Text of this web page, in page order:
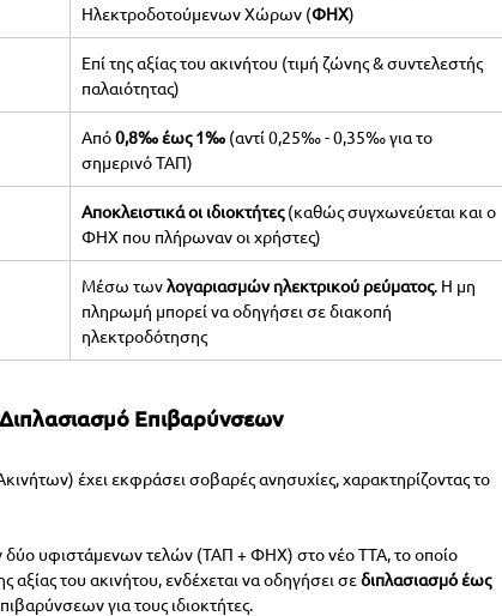
Ηλεκτροδοτούμενων Χώρων (ΦΗΧ)
Επί της αξίας του ακινήτου (τιμή ζώνης & συντελεστής
παλαιότητας)
Από 0,8‰ έως 1‰ (αντί 0,25‰ - 0,35‰ για το
σημερινό ΤΑΠ)
Αποκλειστικά οι ιδιοκτήτες (καθώς συγχωνεύεται και ο
ΦΗΧ που πλήρωναν οι χρήστες)
Μέσω των λογαριασμών ηλεκτρικού ρεύματος. Η μη
πληρωμή μπορεί να οδηγήσει σε διακοπή
ηλεκτροδότησης
Επιβαρύνσεων
έχει εκφράσει σοβαρές ανησυχίες, χαρακτηρίζοντας το
δύο υφιστάμενων τελών (ΤΑΠ + ΦΗΧ) στο νέο ΤΤΑ, το οποίο
αξίας του ακινήτου, ενδέχεται να οδηγήσει σε διπλασιασμό έως
για τους ιδιοκτήτες.